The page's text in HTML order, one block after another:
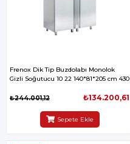
Frenox Dik Tip Buzdolabı Monolok
Gizli Soğutucu 10 22 140*81*205 cm 430
₺134.200,61
₺244.001,12
Sepete Ekle